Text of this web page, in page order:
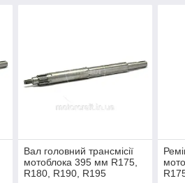
Вал головний трансмісії
мотоблока 395 мм R175,
R180, R190, R195